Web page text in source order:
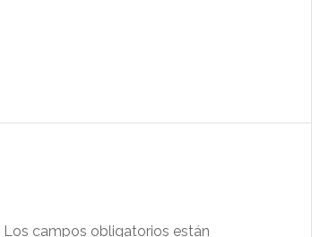
Los campos obligatorios están